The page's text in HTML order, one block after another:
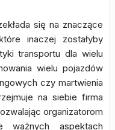
się na znaczące
inaczej zostałyby
transportu dla wielu
wielu pojazdów
czy martwienia
na siebie firma
organizatorom
aspektach